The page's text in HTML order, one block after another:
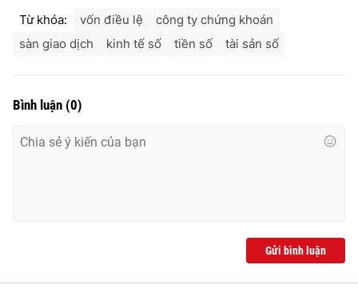
Từ khóa: vốn điều lệ
công ty chứng khoán
sàn giao dịch
kinh tế số tiền số tài sản số
Bình luận (0)
Gửi bình luận